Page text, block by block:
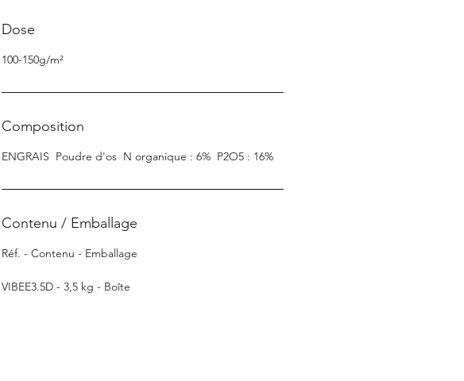
Dose
100-150g/m²
Composition
ENGRAIS ­ Poudre d'os ­ N organique : 6% ­ P2O5 : 16%
Contenu / Emballage
Réf. - Contenu - Emballage
VIBEE3.5D - 3,5 kg - Boîte